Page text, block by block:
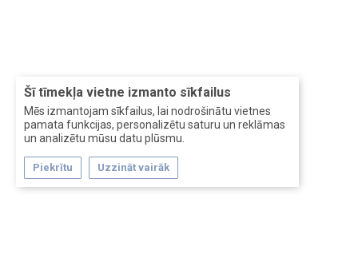
Šī tīmekļa vietne izmanto sīkfailus
Mēs izmantojam sīkfailus, lai nodrošinātu vietnes
pamata funkcijas, personalizētu saturu un reklāmas
un analizētu mūsu datu plūsmu.
Piekrītu Uzzināt vairāk